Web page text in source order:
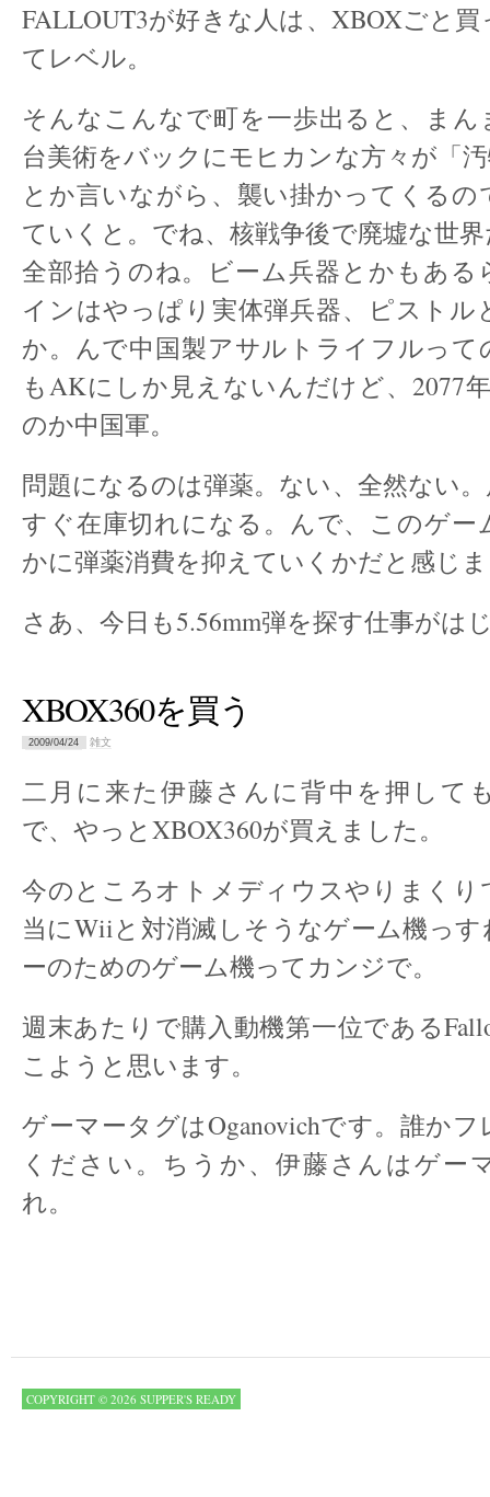
FALLOUT3が好きな人は、XBOXごと
てレベル。
そんなこんなで町を一歩出ると、まん
台美術をバックにモヒカンな方々が「
とか言いながら、襲い掛かってくる
ていくと。でね、核戦争後で廃墟な世
全部拾うのね。ビーム兵器とかもある
インはやっぱり実体弾兵器、ピストル
か。んで中国製アサルトライフルって
もAKにしか見えないんだけど、2077
のか中国軍。
問題になるのは弾薬。ない、全然ない
すぐ在庫切れになる。んで、このゲー
かに弾薬消費を抑えていくかだと感じ
さあ、今日も5.56mm弾を探す仕事がは
XBOX360を買う
2009/04/24 雑文
二月に来た伊藤さんに背中を押して
で、やっとXBOX360が買えました。
今のところオトメディウスやりまくり
当にWiiと対消滅しそうなゲーム機っ
ーのためのゲーム機ってカンジで。
週末あたりで購入動機第一位である
こようと思います。
ゲーマータグはOganovichです。誰か
ください。ちうか、伊藤さんはゲー
れ。
COPYRIGHT © 2026 SUPPER'S READY